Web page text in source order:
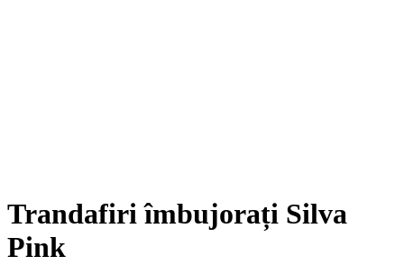
Trandafiri îmbujorați Silva
Pink